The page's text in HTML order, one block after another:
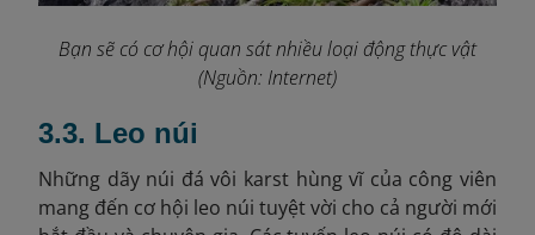
Bạn sẽ có cơ hội quan sát nhiều loại động thực vật
(Nguồn: Internet)
3.3. Leo núi
Những dãy núi đá vôi karst hùng vĩ của công viên
mang đến cơ hội leo núi tuyệt vời cho cả người mới